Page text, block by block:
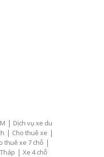
| Dịch vụ xe du
| Cho thuê xe |
thuê xe 7 chỗ |
| Xe 4 chỗ